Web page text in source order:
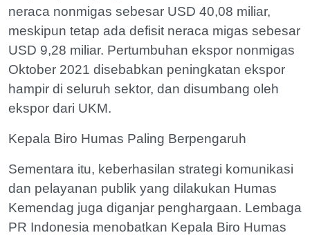
neraca nonmigas sebesar USD 40,08 miliar,
meskipun tetap ada defisit neraca migas sebesar
USD 9,28 miliar. Pertumbuhan ekspor nonmigas
Oktober 2021 disebabkan peningkatan ekspor
hampir di seluruh sektor, dan disumbang oleh
ekspor dari UKM.
Kepala Biro Humas Paling Berpengaruh
Sementara itu, keberhasilan strategi komunikasi
dan pelayanan publik yang dilakukan Humas
Kemendag juga diganjar penghargaan. Lembaga
PR Indonesia menobatkan Kepala Biro Humas